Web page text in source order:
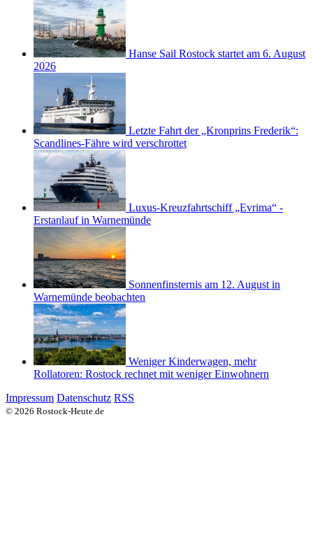
Hanse Sail Rostock startet am 6. August
2026
Letzte Fahrt der „Kronprins Frederik“:
Scandlines-Fähre wird verschrottet
Luxus-Kreuzfahrtschiff „Evrima“ -
Erstanlauf in Warnemünde
Sonnenfinsternis am 12. August in
Warnemünde beobachten
Weniger Kinderwagen, mehr
Rollatoren: Rostock rechnet mit weniger Einwohnern
Impressum Datenschutz RSS
© 2026 Rostock-Heute.de